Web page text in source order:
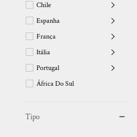
Chile
Espanha
França
Itália
Portugal
África Do Sul
Uruguai
Tipo